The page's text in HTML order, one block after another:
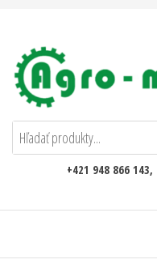
AgromarketOnline
+421 948 866 143,